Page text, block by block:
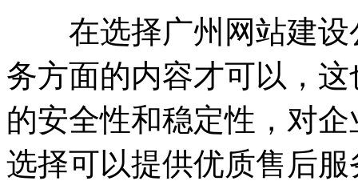
在选择广州网站建设
务方面的内容才可以，
的安全性和稳定性，对
选择可以提供优质售后